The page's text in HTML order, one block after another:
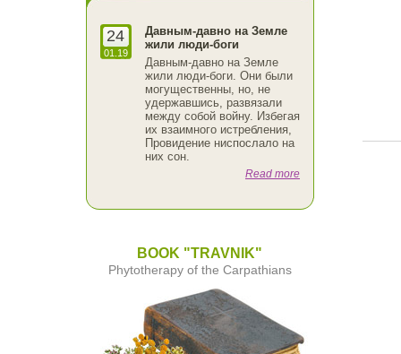
24
01.19
Давным-давно на Земле
жили люди-боги
Давным-давно на Земле
жили люди-боги. Они были
могущественны, но, не
удержавшись, развязали
между собой войну. Избегая
их взаимного истребления,
Провидение ниспослало на
них сон.
Read more
BOOK "TRAVNIK"
Phytotherapy of the Carpathians